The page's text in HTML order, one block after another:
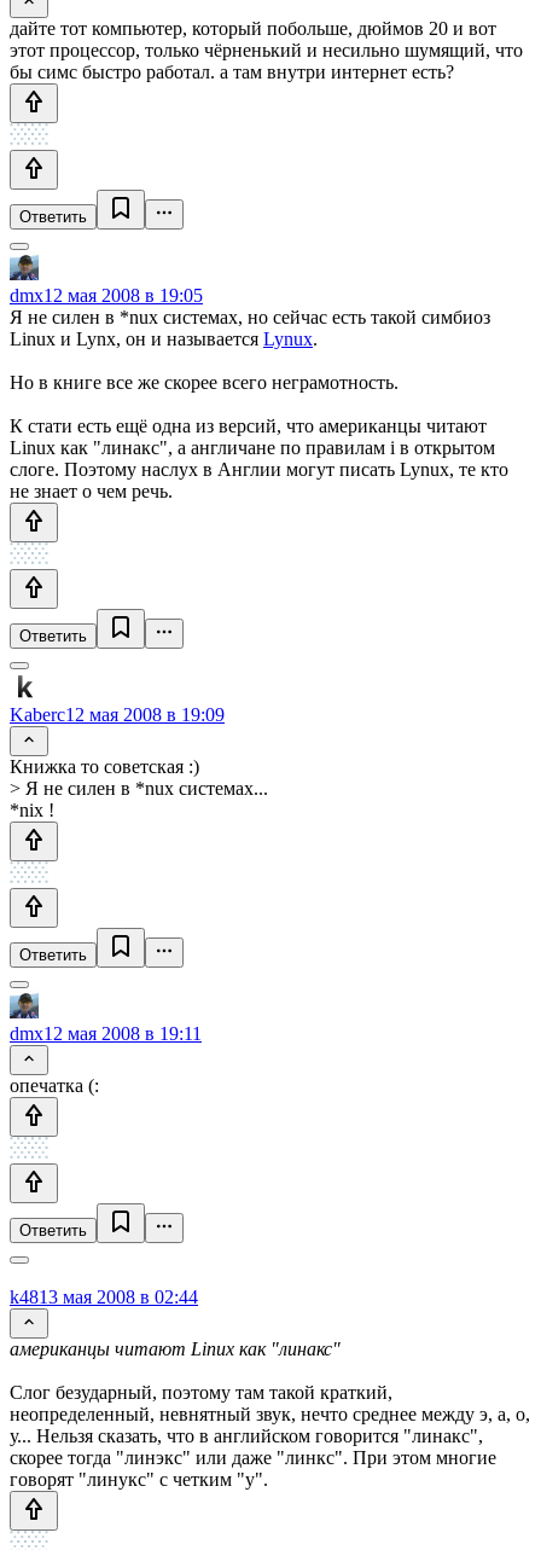
дайте тот компьютер, который побольше, дюймов 20 и вот
этот процессор, только чёрненький и несильно шумящий, что
бы симс быстро работал. а там внутри интернет есть?
Ответить
dmx12 мая 2008 в 19:05
Я не силен в *nux системах, но сейчас есть такой симбиоз
Linux и Lynx, он и называется Lynux.
Но в книге все же скорее всего неграмотность.
К стати есть ещё одна из версий, что американцы читают
Linux как "линакс", а англичане по правилам i в открытом
слоге. Поэтому наслух в Англии могут писать Lynux, те кто
не знает о чем речь.
Ответить
Kaberc12 мая 2008 в 19:09
Книжка то советская :)
> Я не силен в *nux системах...
*nix !
Ответить
dmx12 мая 2008 в 19:11
опечатка (:
Ответить
k4813 мая 2008 в 02:44
американцы читают Linux как "линакс"
Слог безударный, поэтому там такой краткий,
неопределенный, невнятный звук, нечто среднее между э, а, о,
у... Нельзя сказать, что в английском говорится "линакс",
скорее тогда "линэкс" или даже "линкс". При этом многие
говорят "линукс" с четким "у".